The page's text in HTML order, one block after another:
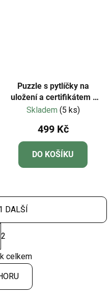
Puzzle s pytlíčky na
uložení a certifikátem -
Mideer - LEVEL 05 -
Skladem (5 ks)
499 Kč
DO KOŠÍKU
DALŠÍ
2
celkem